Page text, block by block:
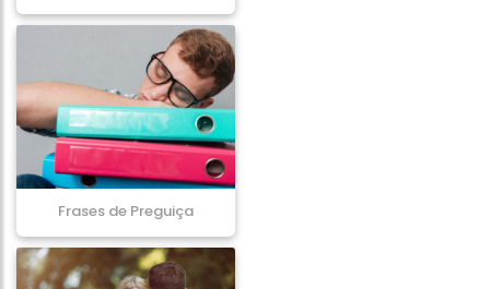
Frases de Preguiça